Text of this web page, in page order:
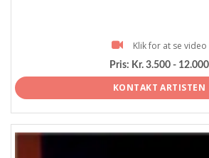
Klik for at se video
Pris: Kr. 3.500 - 12.000
KONTAKT ARTISTEN